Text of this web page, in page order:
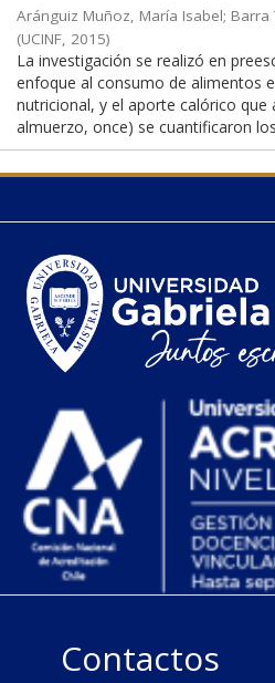
Aránguiz Muñoz, María Isabel; Barra
(UCINF, 2015)
La investigación se realizó en
enfoque al consumo de alimentos
nutricional, y el aporte calórico que
almuerzo, once) se cuantificaron
Contactos